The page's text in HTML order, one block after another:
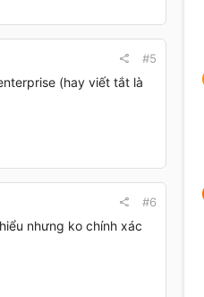
#5
(hay viết tắt là
#6
nhưng ko chính xác